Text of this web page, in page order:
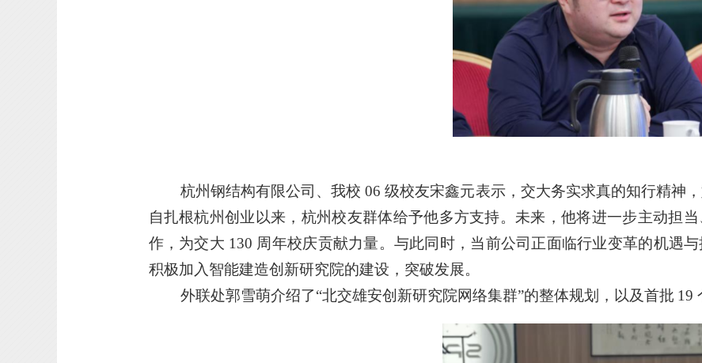
杭州钢结构有限公司、我校 06 级校友宋鑫元表示，交大务实求真的知行精神
自扎根杭州创业以来，杭州校友群体给予他多方支持。未来，他将进一步主动担
作，为交大 130 周年校庆贡献力量。与此同时，当前公司正面临行业变革的机遇
积极加入智能建造创新研究院的建设，突破发展。
外联处郭雪萌介绍了“北交雄安创新研究院网络集群”的整体规划，以及首批 19